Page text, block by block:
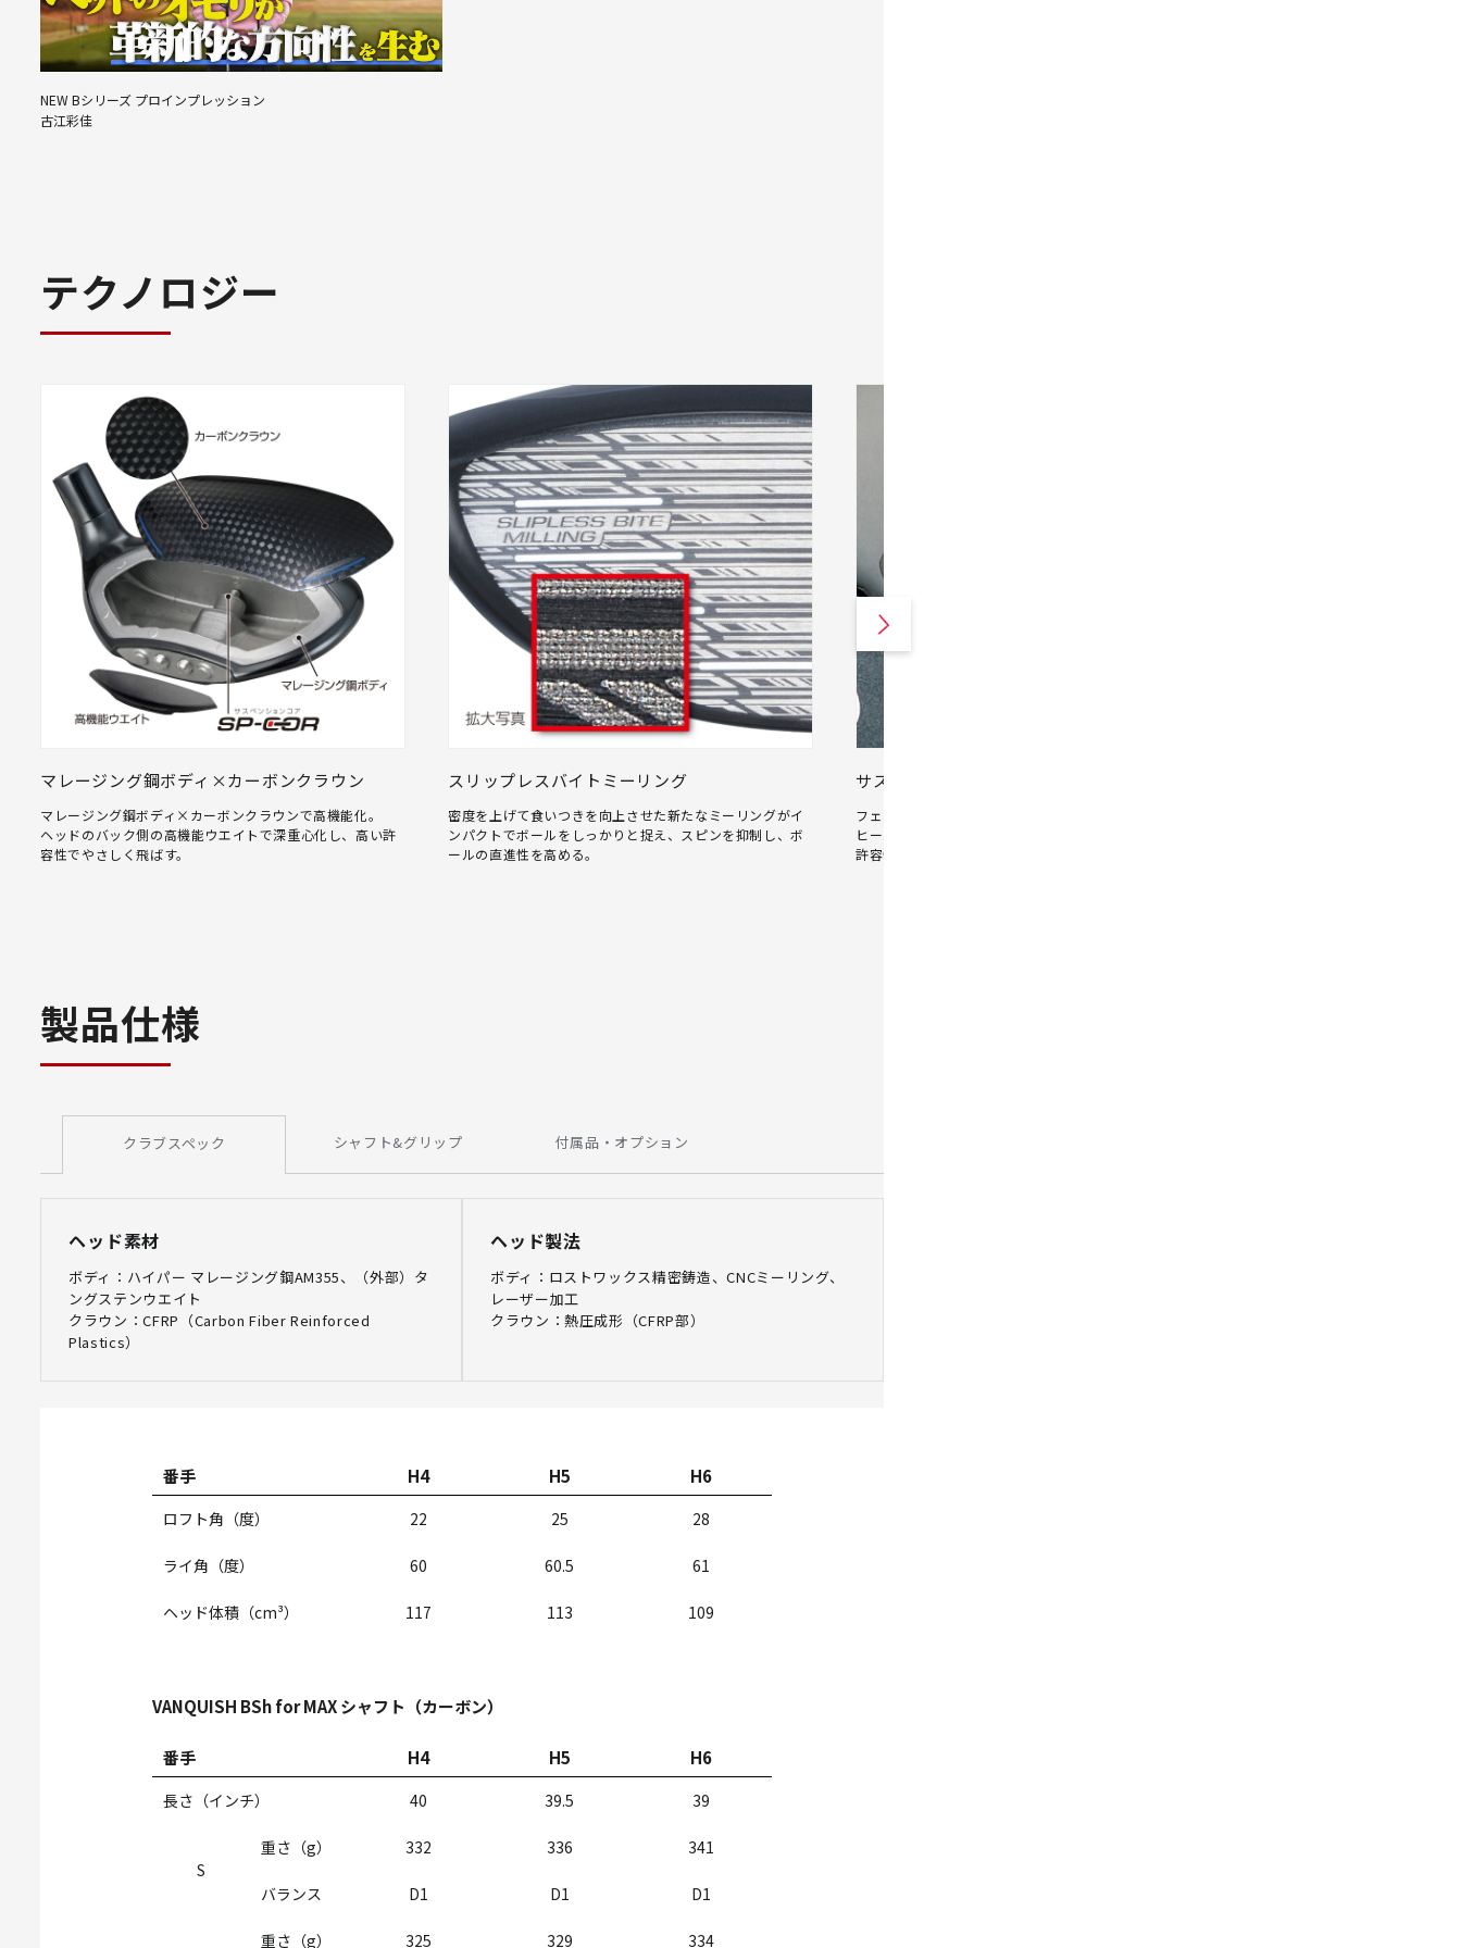
NEW Bシリーズ プロインプレッション
古江彩佳
テクノロジー
マレージング鋼ボディ×カーボンクラウン
マレージング鋼ボディ×カーボンクラウンで高機能化。
ヘッドのバック側の高機能ウエイトで深重心化し、高い許
容性でやさしく飛ばす。
スリップレスバイトミーリング
密度を上げて食いつきを向上させた新たなミーリングがイ
ンパクトでボールをしっかりと捉え、スピンを抑制し、ボ
ールの直進性を高める。
サスペンションコア
フェースの裏から支えるサスペンションコアによりトゥ、
ヒールの反発性能アップ。
許容性が向上し、飛距離ロスを軽減。
製品仕様
クラブスペック シャフト&グリップ 付属品・オプション
ヘッド素材
ボディ：ハイパー マレージング鋼AM355、（外部）タ
ングステンウエイト
クラウン：CFRP（Carbon Fiber Reinforced
Plastics）
ヘッド製法
ボディ：ロストワックス精密鋳造、CNCミーリング、
レーザー加工
クラウン：熱圧成形（CFRP部）
番手 H4 H5 H6
ロフト角（度） 22 25 28
ライ角（度） 60 60.5 61
ヘッド体積（cm³） 117 113 109
VANQUISH BSh for MAX シャフト（カーボン）
番手 H4 H5 H6
長さ（インチ） 40 39.5 39
S
重さ（g） 332 336 341
バランス D1 D1 D1
重さ（g） 325 329 334